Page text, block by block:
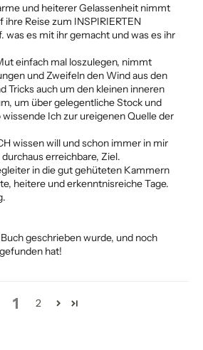
und heiterer Gelassenheit nimmt
Reise zum INSPIRIERTEN
was es mit ihr gemacht und was es ihr
einfach mal loszulegen, nimmt
und Zweifeln den Wind aus den
Tricks auch um den kleinen inneren
um über gelegentliche Stock und
wissende Ich zur ureigenen Quelle der
wissen will und schon immer in mir
erreichbare, Ziel.
in die gut gehüteten Kammern
heitere und erkenntnisreiche Tage.
geschrieben wurde, und noch
hat!
1 2